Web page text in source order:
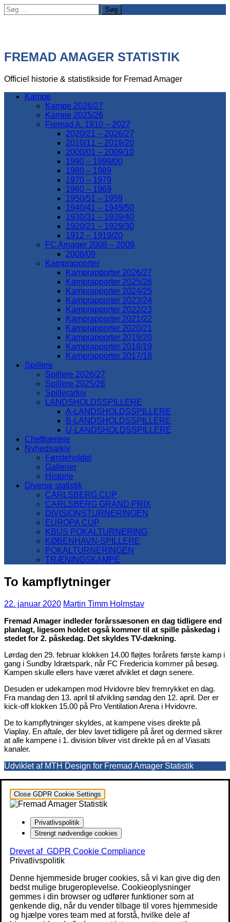
Søg
efter:
FREMAD AMAGER STATISTIK
Officiel historie & statistikside for Fremad Amager
Kampe
Kampe 2026/27
Kampe 2025/26
Fremad A. 1910 – 2027
2020/21 – 2026/27
2010/11 – 2019/20
2000/01 – 2009/10
1990 – 1999/00
1980 – 1989
1970 – 1979
1960 – 1969
1950/51 – 1959
1940/41 – 1949/50
1930/31 – 1939/40
1920/21 – 1929/30
1912 – 1919/20
FC Amager 2008 – 2009
2008/09
Kamprapporter
Kamprapporter 2026/27
Kamprapporter 2025/26
Kamprapporter 2024/25
Kamprapporter 2023/24
Kamprapporter 2022/23
Kamprapporter 2021/22
Kamprapporter 2020/21
Kamprapporter 2019/20
Kamprapporter 2018/19
Kamprapporter 2017/18
Spillere
Spillere 2026/27
Spillere 2025/26
Spillerarkiv
LANDSHOLDSSPILLERE
A-LANDSHOLDSSPILLERE
B-LANDSHOLDSSPILLERE
U-LANDSHOLDSSPILLERE
Cheftrænere
Nyhedsarkiv
Førsteholdet
Gallerier
Historie
Diverse statistik
CARLSBERG CUP
CARLSBERG GRAND PRIX
DIVISIONSTURNERINGEN
EUROPA CUP
KBUS POKALTURNERING
KØBENHAVN-SPILLERE
POKALTURNERINGEN
TRÆNINGSKAMPE
To kampflytninger
22. januar 2020 Martin Timm Holmstav
Fremad Amager indleder forårssæsonen en dag tidligere end
planlagt, ligesom holdet også kommer til at spille påskedag i
stedet for 2. påskedag. Det skyldes TV-dækning.
Lørdag den 29. februar klokken 14.00 fløjtes forårets første kamp i
gang i Sundby Idrætspark, når FC Fredericia kommer på besøg.
Kampen skulle ellers have været afviklet et døgn senere.
Desuden er udekampen mod Hvidovre blev fremrykket en dag.
Fra mandag den 13. april til afvikling søndag den 12. april. Der er
kick-off klokken 15.00 på Pro Ventilation Arena i Hvidovre.
De to kampflytninger skyldes, at kampene vises direkte på
Viaplay. En aftale, der blev lavet tidligere på året og dermed sikrer
at alle kampene i 1. division bliver vist direkte på en af Viasats
kanaler.
Udviklet af MTH Design for Fremad Amager Statistik
Close GDPR Cookie Settings
Privatlivspolitik
Strengt nødvendige cookies
Drevet af GDPR Cookie Compliance
Privatlivspolitik
Denne hjemmeside bruger cookies, så vi kan give dig den
bedst mulige brugeroplevelse. Cookieoplysninger
gemmes i din browser og udfører funktioner som at
genkende dig, når du vender tilbage til vores hjemmeside
og hjælpe vores team med at forstå, hvilke dele af